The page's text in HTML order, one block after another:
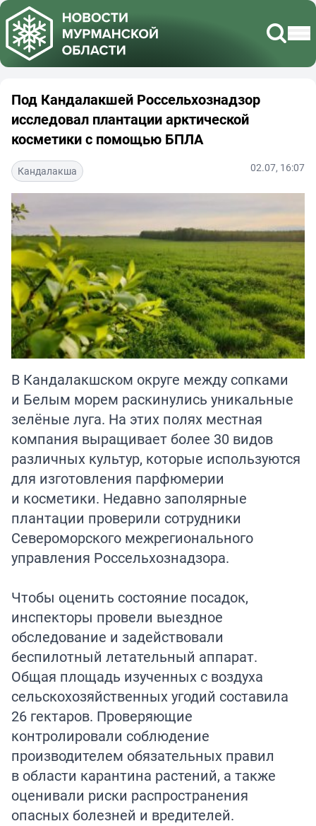
Под Кандалакшей Россельхознадзор
исследовал плантации арктической
косметики с помощью БПЛА
Кандалакша 02.07, 16:07
В Кандалакшском округе между сопками
и Белым морем раскинулись уникальные
зелёные луга. На этих полях местная
компания выращивает более 30 видов
различных культур, которые используются
для изготовления парфюмерии
и косметики. Недавно заполярные
плантации проверили сотрудники
Североморского межрегионального
управления Россельхознадзора.
Чтобы оценить состояние посадок,
инспекторы провели выездное
обследование и задействовали
беспилотный летательный аппарат.
Общая площадь изученных с воздуха
сельскохозяйственных угодий составила
26 гектаров. Проверяющие
контролировали соблюдение
производителем обязательных правил
в области карантина растений, а также
оценивали риски распространения
опасных болезней и вредителей.